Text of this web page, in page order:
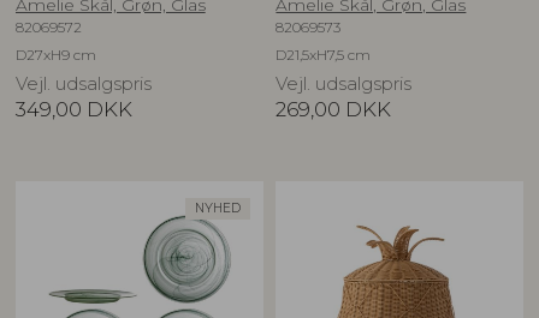
Amelie Skål, Grøn, Glas
82069572
D27xH9 cm
Vejl. udsalgspris
349,00 DKK
Amelie Skål, Grøn, Glas
82069573
D21,5xH7,5 cm
Vejl. udsalgspris
269,00 DKK
NYHED